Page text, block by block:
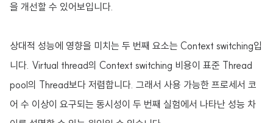
을 개선할 수 있어보입니다.
상대적 성능에 영향을 미치는 두 번째 요소는 Context switching입
니다. Virtual thread의 Context switching 비용이 표준 Thread
pool의 Thread보다 저렴합니다. 그래서 사용 가능한 프로세서 코
어 수 이상이 요구되는 동시성이 두 번째 실험에서 나타난 성능 차